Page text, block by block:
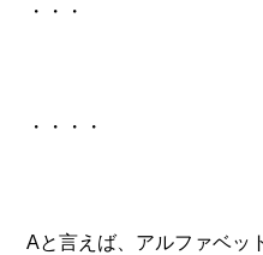
・・・
・・・・
Aと言えば、アルファベッ